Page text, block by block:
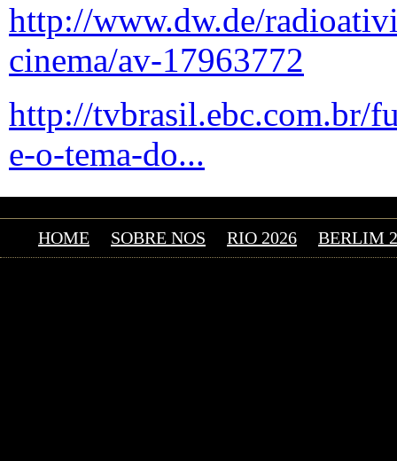
http://www.dw.de/
cinema/av-17963772
http://tvbrasil.ebc.com.br/
e-o-tema-do...
HOME SOBRE NOS RIO 2026 BERLIM